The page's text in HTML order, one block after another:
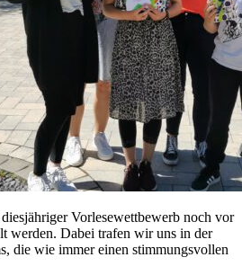
Vorlesewettbewerb noch vor
werden. Dabei trafen wir uns in der
die wie immer einen stimmungsvollen